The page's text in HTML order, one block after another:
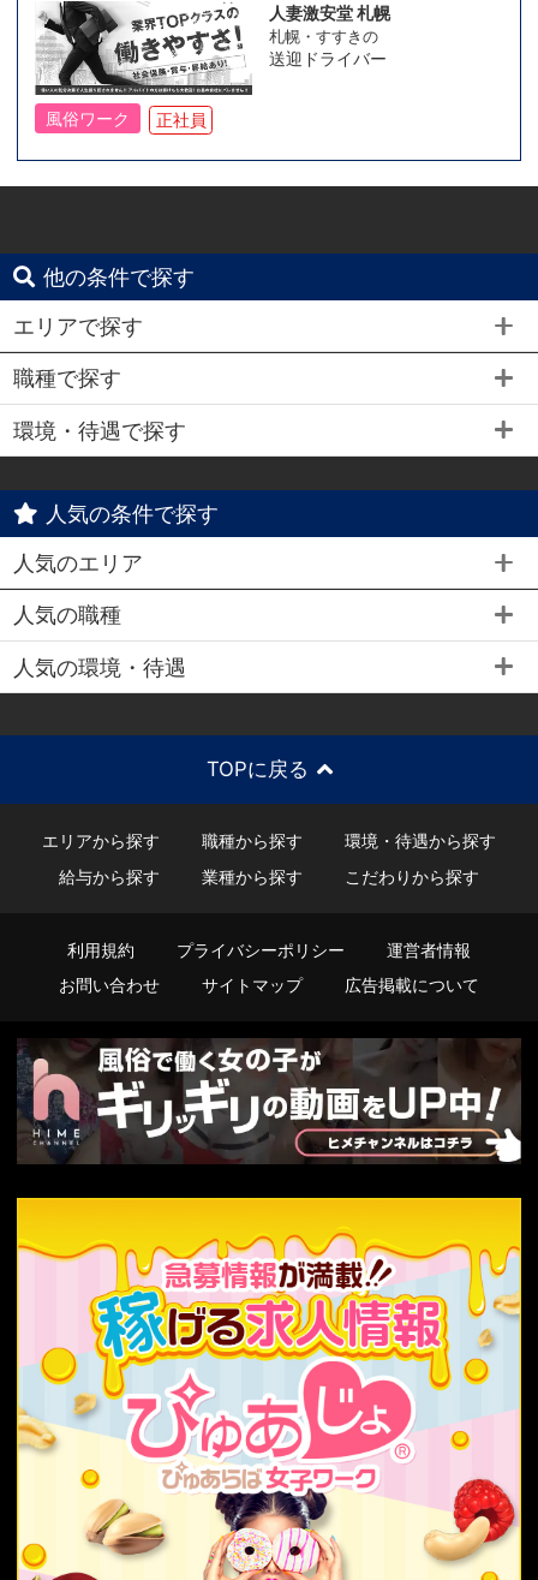
人妻激安堂 札幌
札幌・すすきの
送迎ドライバー
風俗ワーク 正社員
他の条件で探す
エリアで探す
職種で探す
環境・待遇で探す
人気の条件で探す
人気のエリア
人気の職種
人気の環境・待遇
TOPに戻る
エリアから探す 職種から探す
環境・待遇から探す
給与から探す
業種から探す こだわりから探す
利用規約 プライバシーポリシー
運営者情報
お問い合わせ
サイトマップ 広告掲載について